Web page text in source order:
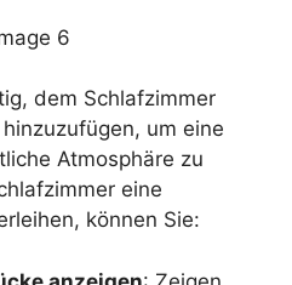
dem Schlafzimmer
um eine
Atmosphäre zu
eine
können Sie: